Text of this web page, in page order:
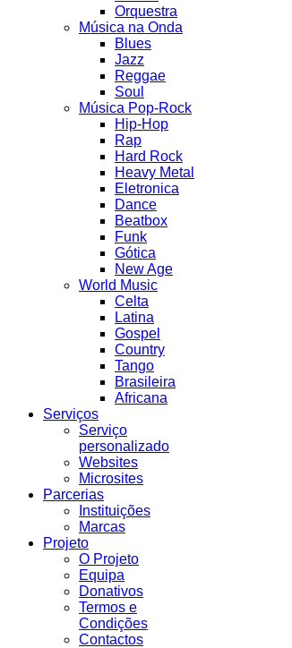
Orquestra
Música na Onda
Blues
Jazz
Reggae
Soul
Música Pop-Rock
Hip-Hop
Rap
Hard Rock
Heavy Metal
Eletronica
Dance
Beatbox
Funk
Gótica
New Age
World Music
Celta
Latina
Gospel
Country
Tango
Brasileira
Africana
Serviços
Serviço
personalizado
Websites
Microsites
Parcerias
Instituições
Marcas
Projeto
O Projeto
Equipa
Donativos
Termos e
Condições
Contactos